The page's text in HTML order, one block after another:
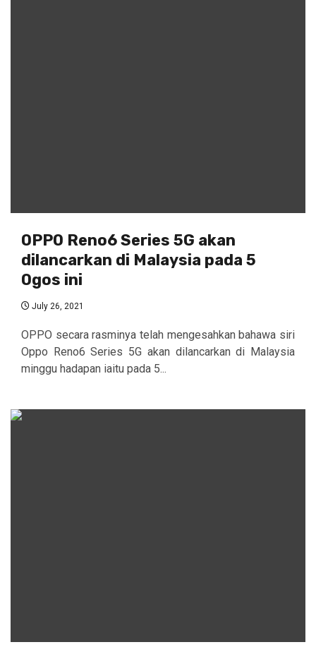
OPPO Reno6 Series 5G akan
dilancarkan di Malaysia pada 5
Ogos ini
July 26, 2021
OPPO secara rasminya telah mengesahkan bahawa siri
Oppo Reno6 Series 5G akan dilancarkan di Malaysia
minggu hadapan iaitu pada 5...